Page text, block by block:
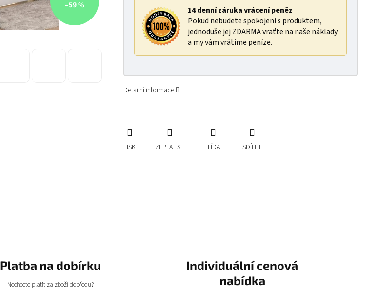
–59 %
14 denní záruka vrácení peněz
Pokud nebudete spokojeni s produktem,
jednoduše jej ZDARMA vraťte na naše náklady
a my vám vrátíme peníze.
Detailní informace
TISK ZEPTAT SE HLÍDAT SDÍLET
Platba na dobírku
Nechcete platit za zboží dopředu?
Individuální cenová
nabídka